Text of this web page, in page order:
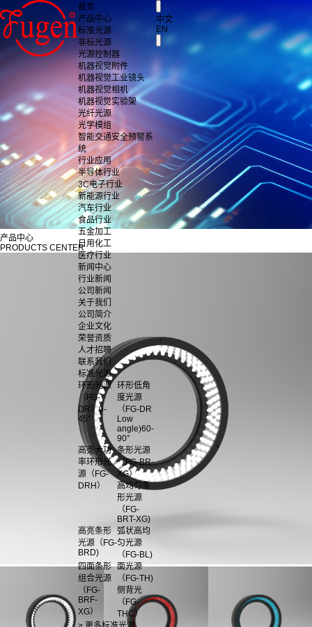
首页
产品中心
标准光源
非标光源
光源控制器
机器视觉附件
机器视觉工业镜头
机器视觉相机
机器视觉实验架
光纤光源
光学模组
智能交通安全预警系
统
行业应用
半导体行业
3C电子行业
新能源行业
汽车行业
食品行业
五金加工
日用化工
医疗行业
新闻中心
行业新闻
公司新闻
关于我们
公司简介
企业文化
荣誉资质
人才招聘
联系我们
标准光源
环形光源
（FG-
DR）0-
45°
环形低角
度光源
（FG-DR
Low
angle)60-
90°
高亮大功
率环形光
源（FG-
DRH）
条形光源
（FG-BR-
XG）
高均匀条
形光源
（FG-
BRT-XG)
高亮条形
光源（FG-
BRD)
弧状高均
匀光源
（FG-BL)
四面条形
组合光源
（FG-
BRF-
XG）
面光源
（FG-TH)
侧背光
（FG-
THC）
中文
EN
产品中心
PRODUCTS CENTER